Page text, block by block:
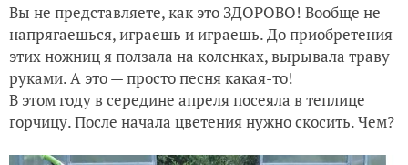
Вы не представляете, как это ЗДОРОВО! Вообще не
напрягаешься, играешь и играешь. До приобретения
этих ножниц я ползала на коленках, вырывала траву
руками. А это — просто песня какая-то!
В этом году в середине апреля посеяла в теплице
горчицу. После начала цветения нужно скосить. Чем?